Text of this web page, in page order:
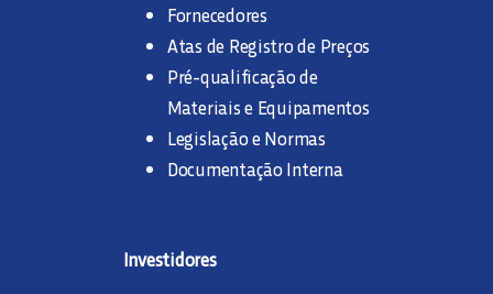
Fornecedores
Atas de Registro de Preços
Pré-qualificação de
Materiais e Equipamentos
Legislação e Normas
Documentação Interna
Investidores